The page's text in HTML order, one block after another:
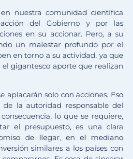
nuestra comunidad científica
del Gobierno y por las
en su accionar. Pero, a su
un malestar profundo por el
en torno a su actividad, ya que
el gigantesco aporte que realizan
aplacarán solo con acciones. Eso
la autoridad responsable del
lo que se requiere,
el presupuesto, es una clara
de llegar, en el mediano
similares a los países con